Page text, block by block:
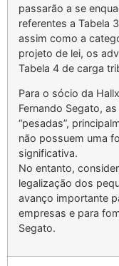
passarão a se
referentes a Tabela
assim como a
projeto de lei, os
Tabela 4 de carga
Para o sócio da
Fernando Segato,
“pesadas”,
não possuem uma
significativa.
No entanto,
legalização dos
avanço importante
empresas e para
Segato.